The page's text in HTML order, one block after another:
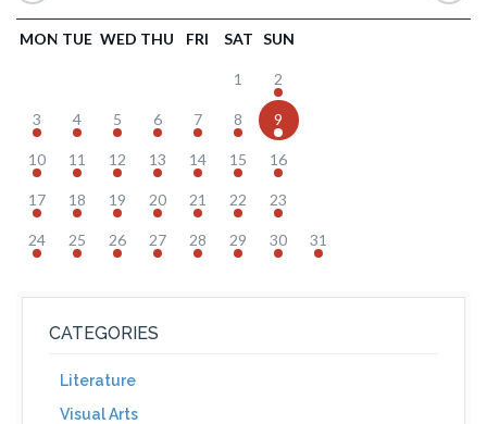
MON TUE WED THU FRI SAT SUN
1 2
3 4 5 6 7 8 9
10 11 12 13 14 15 16
17 18 19 20 21 22 23
24 25 26 27 28 29 30 31
CATEGORIES
Literature
Visual Arts